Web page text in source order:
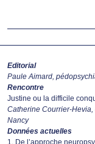
Editorial
Paule Aimard,
Rencontre
Justine ou la difficile
Catherine Courrier-
Nancy
Données actuelles